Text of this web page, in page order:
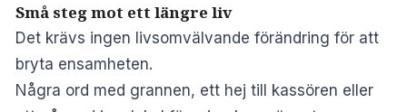
Små steg mot ett längre liv
Det krävs ingen livsomvälvande förändring för att
bryta ensamheten.
Några ord med grannen, ett hej till kassören eller